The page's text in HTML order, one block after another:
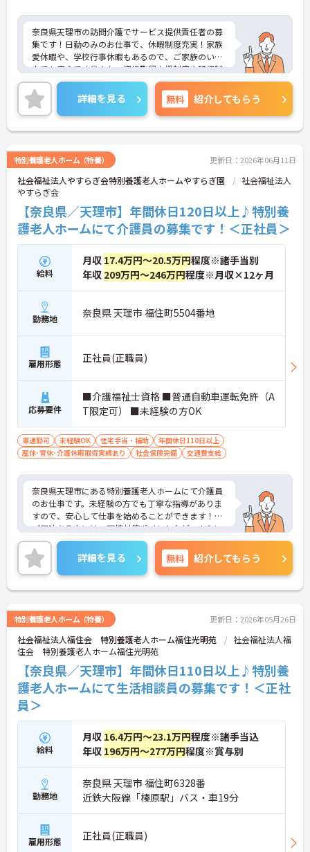
奈良県天理市の訪問介護でサービス提供責任者の募
集です！日勤のみのお仕事で、休暇制度充実！家族
愛休暇や、学校行事休暇もあるので、ご家族のいる
方でも安心です◎また、資格取得支援制度や研修制
度もあるので、働きながらスキルアップも目指せま
す！ご興味のある方は、面接ポイントをお伝えしま
すので、お気軽にご連絡ください。
詳細を見る 無料 紹介してもらう
特別養護老人ホーム（特養） 更新日：2026年06月11日
社会福祉法人やすらぎ会特別養護老人ホームやすらぎ園
社会福祉法人
やすらぎ会
【奈良県／天理市】年間休日120日以上♪特別養
護老人ホームにて介護員の募集です！＜正社員＞
給料
月収 17.4万円～20.5万円程度※諸手当別
年収 209万円～246万円程度※月収×12ヶ月
勤務地 奈良県 天理市 福住町5504番地
雇用形態 正社員(正職員)
応募要件
■介護福祉士資格 ■普通自動車運転免許（A
T限定可） ■未経験の方OK
車通勤可 未経験OK 住宅手当・補助
年間休日110日以上
産休･育休･介護休暇取得実績あり
社会保険完備 交通費支給
奈良県天理市にある特別養護老人ホームにて介護員
のお仕事です。未経験の方でも丁寧な指導がありま
すので、安心して仕事を始めることができます！
ご興味ある方には、面接対策ポイントなど、さらに
詳細をお話しいたしますのでお気軽にご相談くださ
い。
詳細を見る 無料 紹介してもらう
特別養護老人ホーム（特養） 更新日：2026年05月26日
社会福祉法人福住会 特別養護老人ホーム福住光明苑
社会福祉法人福
住会 特別養護老人ホーム福住光明苑
【奈良県／天理市】年間休日110日以上♪特別養
護老人ホームにて生活相談員の募集です！＜正社
員＞
給料
月収 16.4万円～23.1万円程度※諸手当込
年収 196万円～277万円程度※賞与別
勤務地
奈良県 天理市 福住町6328番
近鉄大阪線「榛原駅」バス・車19分
雇用形態 正社員(正職員)